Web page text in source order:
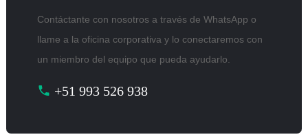
Contáctante con nosotros a través de WhatsApp o
llame a la oficina corporativa y lo conectaremos con
un miembro del equipo que pueda ayudarlo.
+51 993 526 938